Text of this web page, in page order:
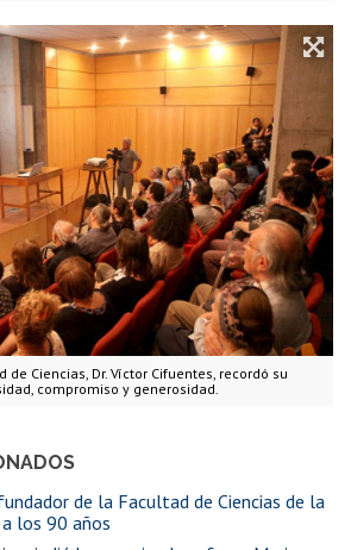
de Ciencias, Dr. Víctor Cifuentes, recordó su
compromiso y generosidad.
de la Facultad de Ciencias de la
los 90 años